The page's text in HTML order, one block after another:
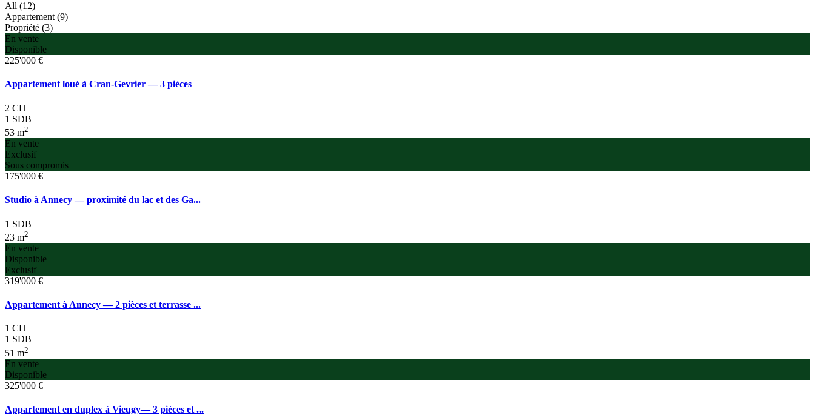
All (12)
Appartement (9)
Propriété (3)
En vente
Disponible
225'000 €
Appartement loué à Cran-Gevrier — 3 pièces
2 CH
1 SDB
53 m2
En vente
Exclusif
Sous compromis
175'000 €
Studio à Annecy — proximité du lac et des Ga...
1 SDB
23 m2
En vente
Disponible
Exclusif
319'000 €
Appartement à Annecy — 2 pièces et terrasse ...
1 CH
1 SDB
51 m2
En vente
Disponible
325'000 €
Appartement en duplex à Vieugy— 3 pièces et ...